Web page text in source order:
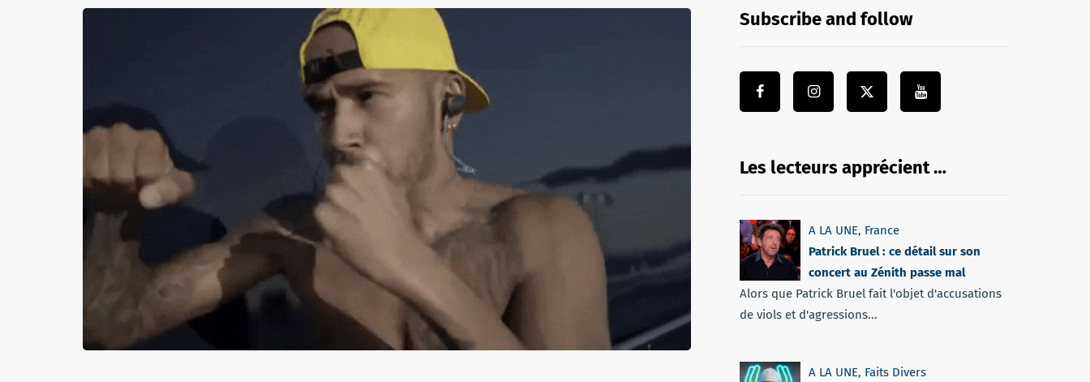
Subscribe and follow
Les lecteurs apprécient …
A LA UNE, France
Patrick Bruel : ce détail sur son
concert au Zénith passe mal
Alors que Patrick Bruel fait l'objet d'accusations
de viols et d'agressions...
A LA UNE, Faits Divers